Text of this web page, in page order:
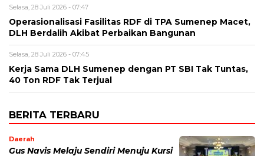
Selasa, 28 Juli 2026 - 07:47
Operasionalisasi Fasilitas RDF di TPA Sumenep Macet,
DLH Berdalih Akibat Perbaikan Bangunan
Selasa, 28 Juli 2026 - 07:45
Kerja Sama DLH Sumenep dengan PT SBI Tak Tuntas,
40 Ton RDF Tak Terjual
BERITA TERBARU
Daerah
Gus Navis Melaju Sendiri Menuju Kursi